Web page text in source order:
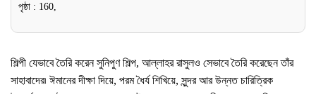
পৃষ্ঠা : 160,
শিল্পী যেভাবে তৈরি করেন সুনিপুণ শিল্প, আল্লাহর রাসুলও সেভাবে তৈরি করেছেন তাঁর
সাহাবাদের৷ ঈমানের দীক্ষা দিয়ে, পরম ধৈর্য শিখিয়ে, সুন্দর আর উন্নত চারিত্রিক